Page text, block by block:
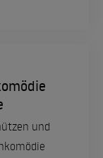
und